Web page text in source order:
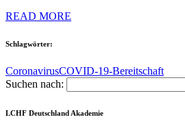
READ MORE
Schlagwörter:
CoronavirusCOVID-19-Bereitschaft
Suchen nach:
LCHF Deutschland Akademie